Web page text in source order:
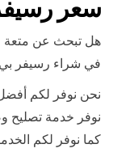
سعر
هل تبحث عن متعة
في شراء رسيفر
نوفر خدمة تصليح
كما نوفر لكم